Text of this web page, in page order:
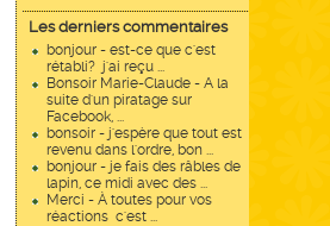
Les derniers commentaires
bonjour - est-ce que c'est
rétabli? j'ai reçu ...
Bonsoir Marie-Claude - A la
suite d'un piratage sur
Facebook, ...
bonsoir - j'espère que tout est
revenu dans l'ordre, bon ...
bonjour - je fais des râbles de
lapin, ce midi avec des ...
Merci - À toutes pour vos
réactions c'est ...